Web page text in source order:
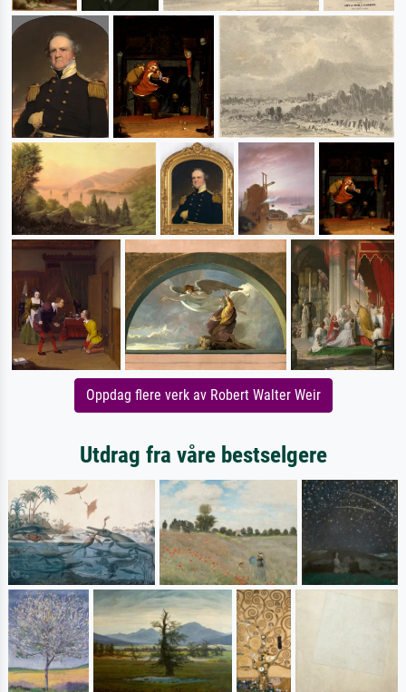
Oppdag flere verk av Robert Walter Weir
Utdrag fra våre bestselgere